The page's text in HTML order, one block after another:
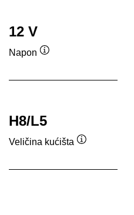
12 V
Napon
H8/L5
Veličina kućišta